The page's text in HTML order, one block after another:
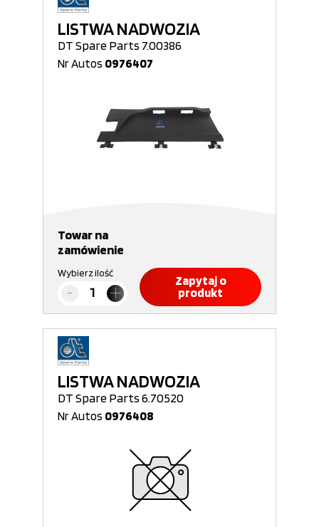
LISTWA NADWOZIA
DT Spare Parts 7.00386
Nr Autos 0976407
Towar na
zamówienie
Wybierz ilość
Zapytaj o
produkt
LISTWA NADWOZIA
DT Spare Parts 6.70520
Nr Autos 0976408